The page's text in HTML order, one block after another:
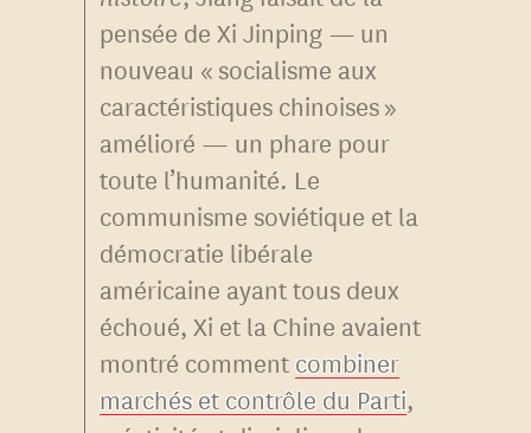
pensée de Xi Jinping — un
nouveau « socialisme aux
caractéristiques chinoises »
amélioré — un phare pour
toute l’humanité. Le
communisme soviétique et la
démocratie libérale
américaine ayant tous deux
échoué, Xi et la Chine avaient
montré commentcombiner
marchés et contrôle du Parti,